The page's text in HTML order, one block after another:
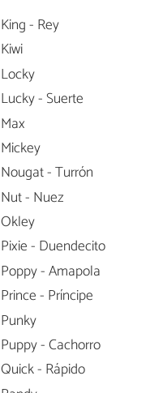
King - Rey
Kiwi
Locky
Lucky - Suerte
Max
Mickey
Nougat - Turrón
Nut - Nuez
Okley
Pixie - Duendecito
Poppy - Amapola
Prince - Príncipe
Punky
Puppy - Cachorro
Quick - Rápido